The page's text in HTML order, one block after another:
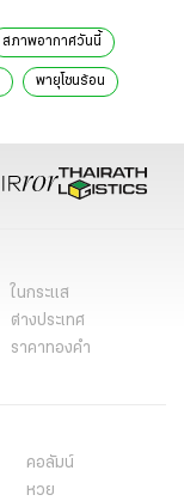
สภาพอากาศวันนี้
พายุโซนร้อน
ในกระแส
ต่างประเทศ
ราคาทองคำ
คอลัมน์
หวย